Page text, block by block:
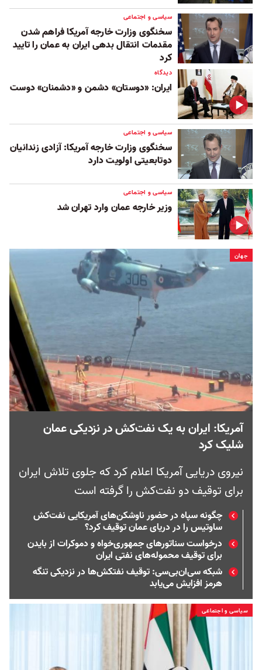
سیاسی و اجتماعی
سخنگوی وزارت خارجه آمریکا فراهم شدن
مقدمات انتقال بدهی ایران به عمان را تایید
کرد
دیدگاه
ایران: «دوستان» دشمن و «دشمنان» دوست
سیاسی و اجتماعی
سخنگوی وزارت خارجه آمریکا: آزادی زندانیان
دوتابعیتی اولویت دارد
سیاسی و اجتماعی
وزیر خارجه عمان وارد تهران شد
جهان
آمریکا: ایران به یک نفت‌کش در نزدیکی عمان
شلیک کرد
نیروی دریایی آمریکا اعلام کرد که جلوی تلاش ایران
برای توقیف دو نفت‌کش را گرفته است
چگونه سپاه در حضور ناوشکن‌های آمریکایی نفت‌کش
ساوتیس را در دریای عمان توقیف کرد؟
درخواست سناتورهای جمهوری‌خواه و دموکرات از بایدن
برای توقیف محموله‌های نفتی ایران
شبکه سی‌ان‌بی‌سی: توقیف نفتکش‌ها در نزدیکی تنگه
هرمز افزایش می‌یابد
سیاسی و اجتماعی